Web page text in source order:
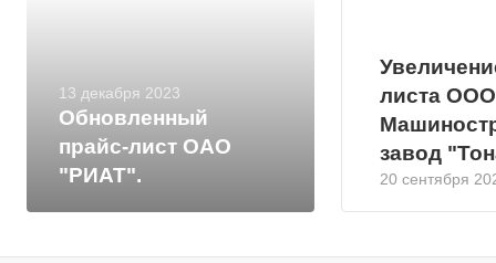
Обновленный
прайс-лист ОАО
"РИАТ".
13 декабря 2023
листа ООО
завод
20 сентября